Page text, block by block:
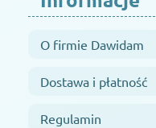
O firmie Dawidam
Dostawa i płatność
Regulamin